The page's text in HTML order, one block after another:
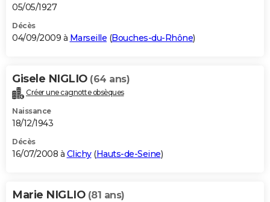
05/05/1927
Décès
04/09/2009 à Marseille (Bouches-du-Rhône)
Gisele NIGLIO (64 ans)
Créer une cagnotte obsèques
Naissance
18/12/1943
Décès
16/07/2008 à Clichy(Hauts-de-Seine)
Marie NIGLIO (81 ans)